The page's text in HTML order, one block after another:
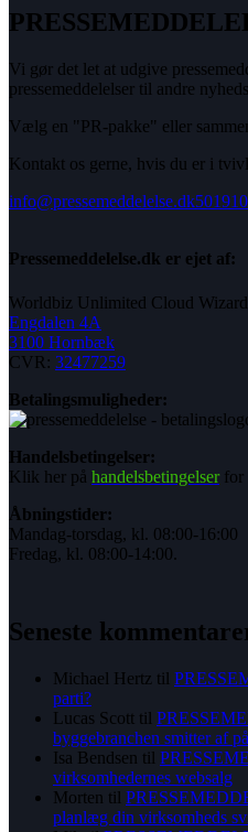
Vi gør det let at udgive
pressemeddelelser til andre
Vælg en "PR-pakke" eller
Kontakt os gerne, hvis du er i
info@pressemeddelelse.dk
Pressemeddelelse.dk er ejet af:
Worldbiz Unlimited Cloud
Engdalen 4A
3100 Hornbæk
CVR: 32477259
Betalingsmuligheder:
Handelsbetingelser:
Klik her på handelsbetingelserfor
Åbningstider:
Mandag-torsdag, kl. 08:00-16:00
Fredag, kl. 08:00-14:00.
Seneste
Michael Hertz til
parti?
Lucas Scott til
byggebranchen smitter af
Isa Bendsen til
virksomhedernes websalg
Morten til
planlæg din virksomheds